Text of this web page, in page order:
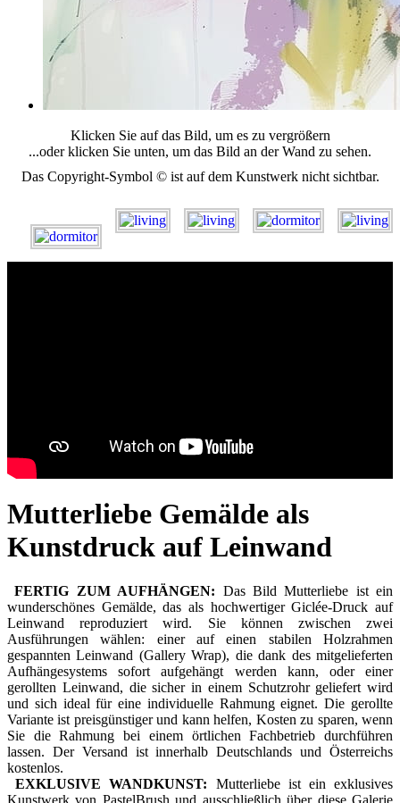
Klicken Sie auf das Bild, um es zu vergrößern
...oder klicken Sie unten, um das Bild an der Wand zu sehen.
Das Copyright-Symbol © ist auf dem Kunstwerk nicht sichtbar.
Mutterliebe Gemälde als
Kunstdruck auf Leinwand
FERTIG ZUM AUFHÄNGEN: Das Bild Mutterliebe ist ein
wunderschönes Gemälde, das als hochwertiger Giclée-Druck auf
Leinwand reproduziert wird. Sie können zwischen zwei
Ausführungen wählen: einer auf einen stabilen Holzrahmen
gespannten Leinwand (Gallery Wrap), die dank des mitgelieferten
Aufhängesystems sofort aufgehängt werden kann, oder einer
gerollten Leinwand, die sicher in einem Schutzrohr geliefert wird
und sich ideal für eine individuelle Rahmung eignet. Die gerollte
Variante ist preisgünstiger und kann helfen, Kosten zu sparen, wenn
Sie die Rahmung bei einem örtlichen Fachbetrieb durchführen
lassen. Der Versand ist innerhalb Deutschlands und Österreichs
kostenlos.
EXKLUSIVE WANDKUNST: Mutterliebe ist ein exklusives
Kunstwerk von PastelBrush und ausschließlich über diese Galerie